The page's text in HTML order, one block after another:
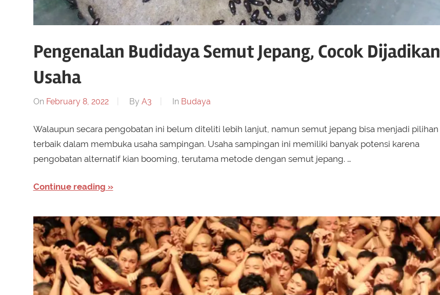
Pengenalan Budidaya Semut Jepang, Cocok Dijadikan
Usaha
On February 8, 2022 By A3 In Budaya
Walaupun secara pengobatan ini belum diteliti lebih lanjut, namun semut jepang bisa menjadi pilihan
terbaik dalam membuka usaha sampingan. Usaha sampingan ini memiliki banyak potensi karena
pengobatan alternatif kian booming, terutama metode dengan semut jepang. …
Continue reading